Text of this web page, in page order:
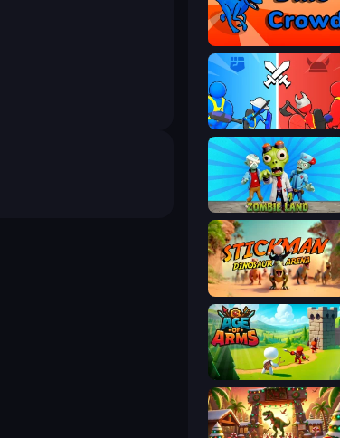
Dino Crowd
State Wars: Conquer Them All
Zombie Land
Stickman: Dinosaur Arena
Age Of Arms